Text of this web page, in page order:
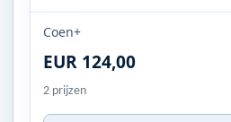
Coen+
EUR 124,00
2 prijzen